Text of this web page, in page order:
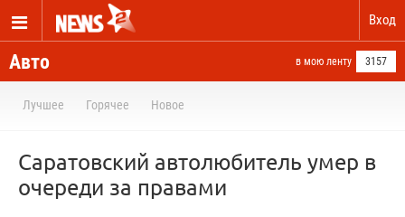
Вход
Авто в мою ленту 3157
Лучшее Горячее Новое
Саратовский автолюбитель умер в
очереди за правами